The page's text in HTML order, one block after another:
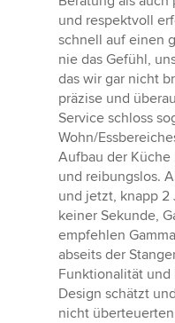
und respektvoll
schnell auf einen
nie das Gefühl,
das wir gar nicht
präzise und
Service schloss
Wohn/
Aufbau der
und reibungslos.
und jetzt, knapp 2
keiner Sekunde,
empfehlen
abseits der
Funktionalität
Design schätzt
nicht